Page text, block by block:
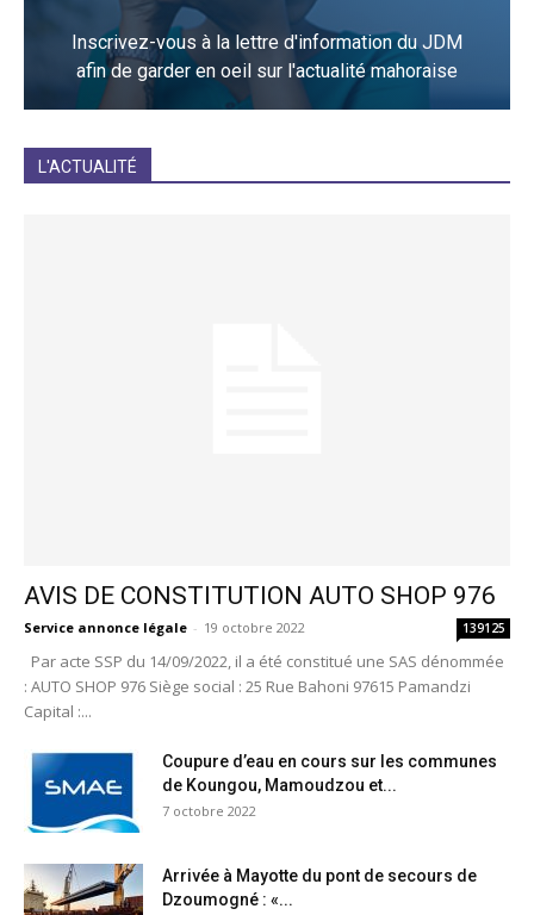
Inscrivez-vous à la lettre d'information du JDM
afin de garder en oeil sur l'actualité mahoraise
L'ACTUALITÉ
AVIS DE CONSTITUTION AUTO SHOP 976
Service annonce légale - 19 octobre 2022 139125
Par acte SSP du 14/09/2022, il a été constitué une SAS dénommée
: AUTO SHOP 976 Siège social : 25 Rue Bahoni 97615 Pamandzi
Capital :...
Coupure d’eau en cours sur les communes
de Koungou, Mamoudzou et...
7 octobre 2022
Arrivée à Mayotte du pont de secours de
Dzoumogné : «...